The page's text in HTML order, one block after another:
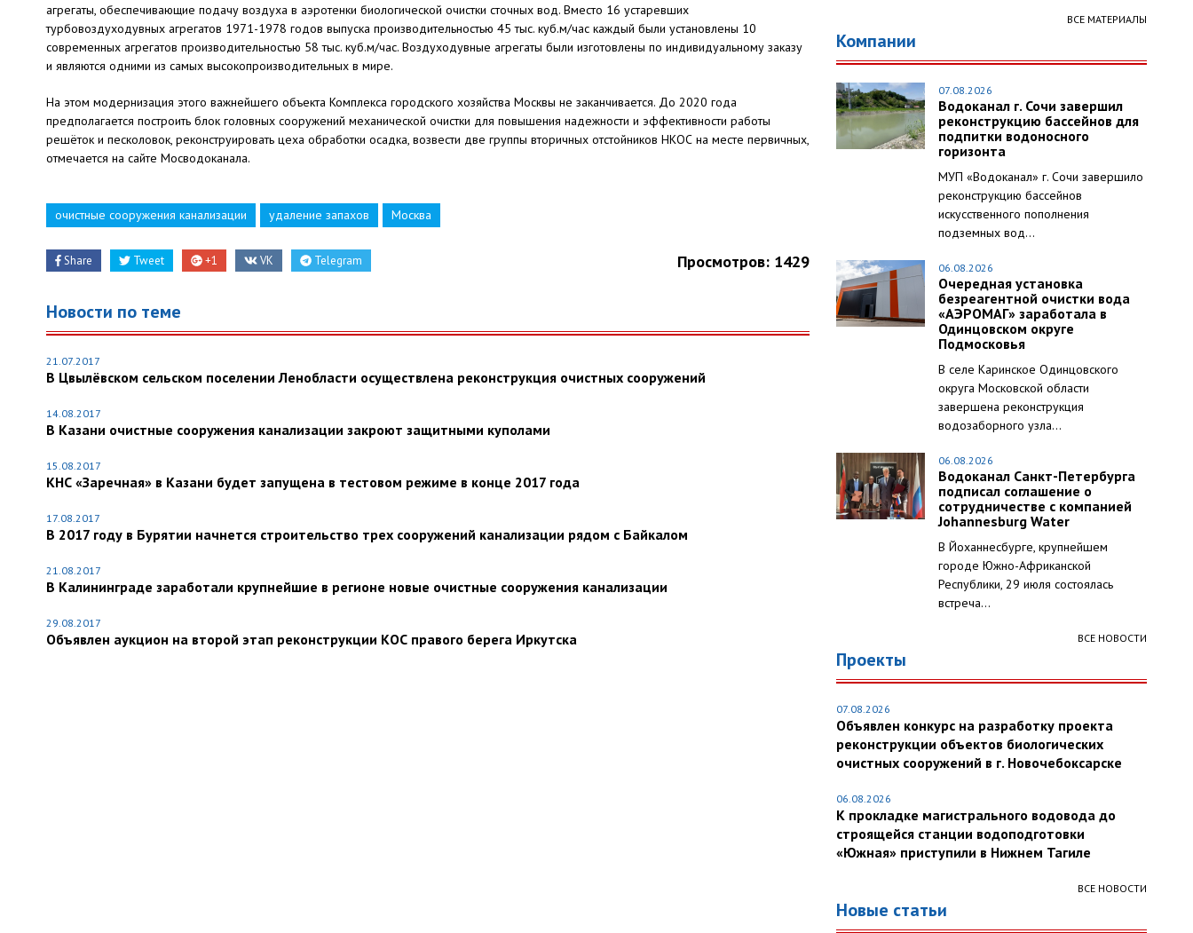
агре­га­ты, обеспечивающие подачу воздуха в аэротенки биологической очистки сточных вод. Вместо 16 устаревших
турбовоздуходувных агрегатов 1971-1978 годов выпуска производительностью 45 тыс. куб.м/час каждый были установлены 10
современных агрегатов производительностью 58 тыс. куб.м/час. Воздуходувные агрегаты были изготовлены по индивидуальному заказу
и являются одними из самых высокопроизводительных в мире.
На этом модернизация этого важнейшего объекта Комплекса городского хозяйства Москвы не заканчивается. До 2020 года
предполагается построить блок головных сооружений механической очистки для повышения надежности и эффективности работы
решёток и песколовок, реконструировать цеха обработки осадка, возвести две группы вторичных отстойников НКОС на месте первичных,
отмечается на сайте Мосводоканала.
очистные сооружения канализации удаление запахов Москва
Share Tweet +1 VK Telegram Просмотров: 1429
Новости по теме
21.07.2017
В Цвылёвском сельском поселении Ленобласти осуществлена реконструкция очистных сооружений
14.08.2017
В Казани очистные сооружения канализации закроют защитными куполами
15.08.2017
КНС «Заречная» в Казани будет запущена в тестовом режиме в конце 2017 года
17.08.2017
В 2017 году в Бурятии начнется строительство трех сооружений канализации рядом с Байкалом
21.08.2017
В Калининграде заработали крупнейшие в регионе новые очистные сооружения канализации
29.08.2017
Объявлен аукцион на второй этап реконструкции КОС правого берега Иркутска
ВСЕ МАТЕРИАЛЫ
Компании
07.08.2026
Водоканал г. Сочи завершил
реконструкцию бассейнов для
подпитки водоносного
горизонта
МУП «Водоканал» г. Сочи завершило
реконструкцию бассейнов
искусственного пополнения
подземных вод...
06.08.2026
Очередная установка
безреагентной очистки вода
«АЭРОМАГ» заработала в
Одинцовском округе
Подмосковья
В селе Каринское Одинцовского
округа Московской области
завершена реконструкция
водозаборного узла...
06.08.2026
Водоканал Санкт-Петербурга
подписал соглашение о
сотрудничестве с компанией
Johannesburg Water
В Йоханнесбурге, крупнейшем
городе Южно-Африканской
Республики, 29 июля состоялась
встреча...
ВСЕ НОВОСТИ
Проекты
07.08.2026
Объявлен конкурс на разработку проекта
реконструкции объектов биологических
очистных сооружений в г. Новочебоксарске
06.08.2026
К прокладке магистрального водовода до
строящейся станции водоподготовки
«Южная» приступили в Нижнем Тагиле
ВСЕ НОВОСТИ
Новые статьи